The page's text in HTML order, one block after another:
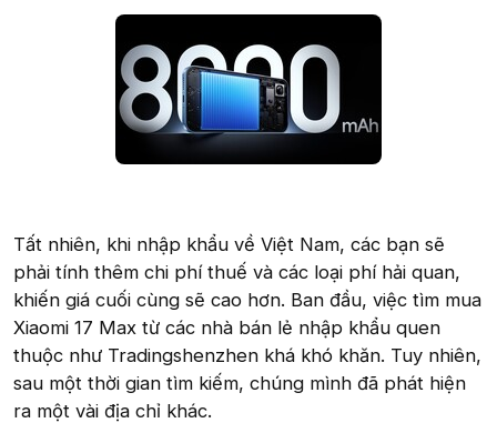
Tất nhiên, khi nhập khẩu về Việt Nam, các bạn sẽ
phải tính thêm chi phí thuế và các loại phí hải quan,
khiến giá cuối cùng sẽ cao hơn. Ban đầu, việc tìm mua
Xiaomi 17 Max từ các nhà bán lẻ nhập khẩu quen
thuộc như Tradingshenzhen khá khó khăn. Tuy nhiên,
sau một thời gian tìm kiếm, chúng mình đã phát hiện
ra một vài địa chỉ khác.